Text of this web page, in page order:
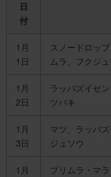
日
付
1月
1日
スノードロッ
ムラ、フクジ
1月
2日
ラッパズイセ
ツバキ
1月
3日
マツ、ラッパ
ジュソウ
1月
プリムラ・マ